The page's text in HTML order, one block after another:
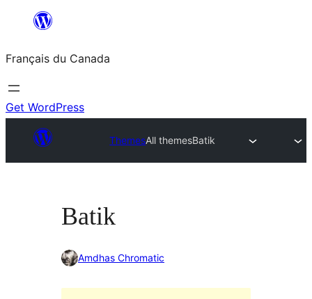
contenu
Français du Canada
Get WordPress
ThemesAll themesBatik
Batik
Amdhas Chromatic